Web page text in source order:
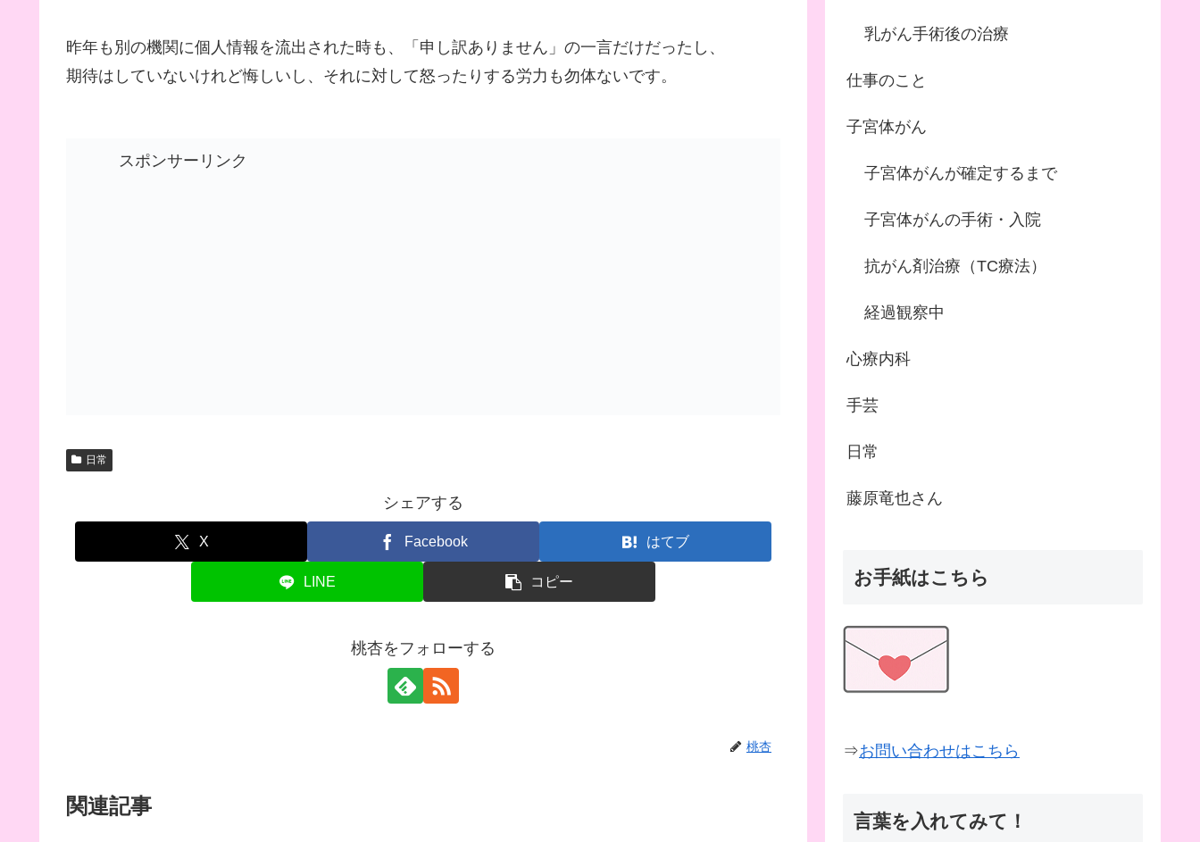
昨年も別の機関に個人情報を流出された時も、「申し訳ありません」の一言だけだったし、
期待はしていないけれど悔しいし、それに対して怒ったりする労力も勿体ないです。
スポンサーリンク
日常
シェアする
X Facebook はてブ
LINE コピー
桃杏をフォローする
桃杏
関連記事
乳がん手術後の治療
仕事のこと
子宮体がん
子宮体がんが確定するまで
子宮体がんの手術・入院
抗がん剤治療（TC療法）
経過観察中
心療内科
手芸
日常
藤原竜也さん
お手紙はこちら
⇒お問い合わせはこちら
言葉を入れてみて！